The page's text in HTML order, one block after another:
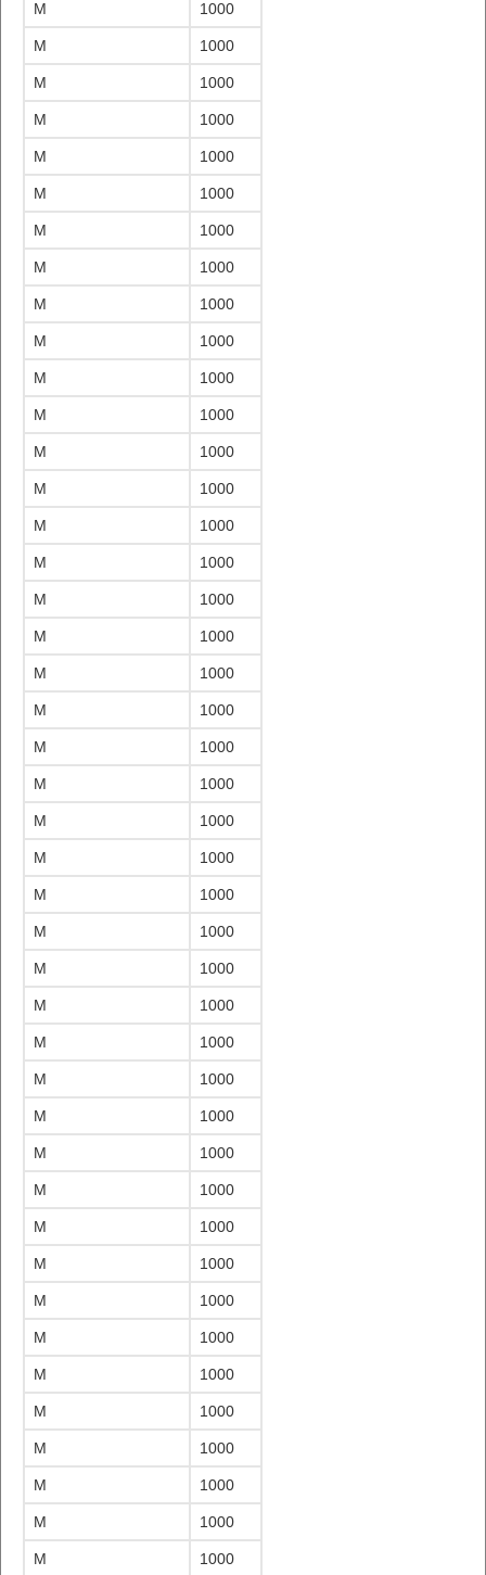
M 1000
M 1000
M 1000
M 1000
M 1000
M 1000
M 1000
M 1000
M 1000
M 1000
M 1000
M 1000
M 1000
M 1000
M 1000
M 1000
M 1000
M 1000
M 1000
M 1000
M 1000
M 1000
M 1000
M 1000
M 1000
M 1000
M 1000
M 1000
M 1000
M 1000
M 1000
M 1000
M 1000
M 1000
M 1000
M 1000
M 1000
M 1000
M 1000
M 1000
M 1000
M 1000
M 1000